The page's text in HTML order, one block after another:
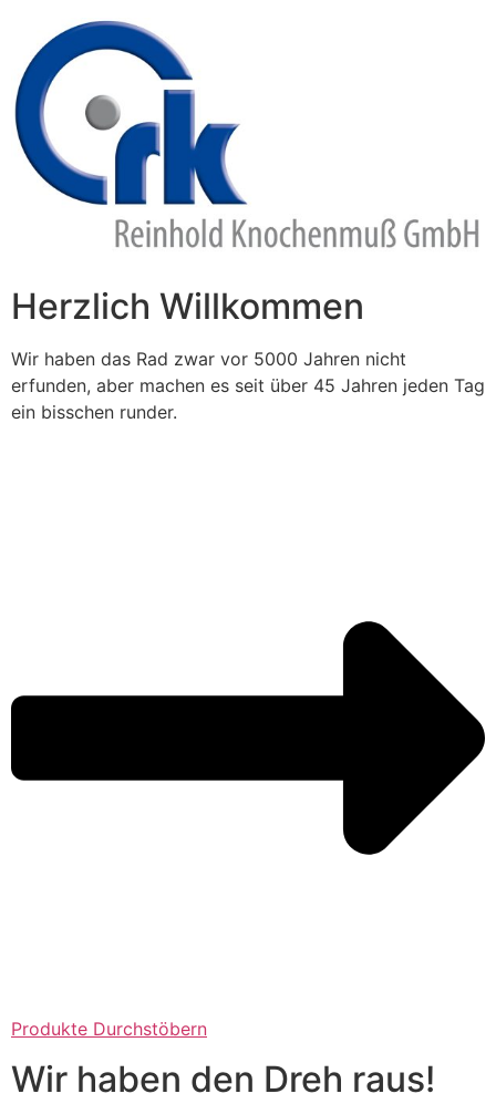
Inhalt
springen
Herzlich Willkommen
Wir haben das Rad zwar vor 5000 Jahren nicht
erfunden, aber machen es seit über 45 Jahren jeden Tag
ein bisschen runder.
Produkte Durchstöbern
Wir haben den Dreh raus!